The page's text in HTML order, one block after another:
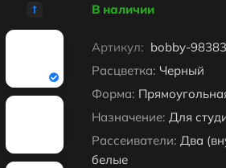
В наличии
Артикул: bobby-
Расцветка: Черный
Форма:
Назначение: Для
Рассеиватели: Два
белые